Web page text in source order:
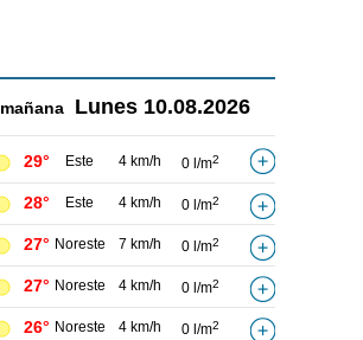
mañana Lunes 10.08.2026
29° Este 4 km/h 0 l/m2
28° Este 4 km/h 0 l/m2
27° Noreste 7 km/h 0 l/m2
27° Noreste 4 km/h 0 l/m2
26° Noreste 4 km/h 0 l/m2